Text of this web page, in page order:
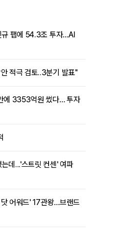
규 팹에 54.3조 투자…AI
적극 검토..3분기 발표"
에 3353억원 썼다… 투자
데...'스트릿 컨센' 여파
어워드' 17관왕…브랜드